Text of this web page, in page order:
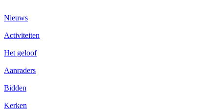
Nieuws
Activiteiten
Het geloof
Aanraders
Bidden
Kerken